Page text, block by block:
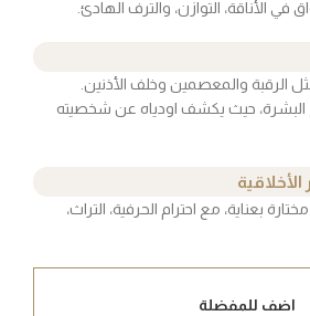
الأناقة، التوازن، والترف الهادئ.
الرقبة والمعصمين وخلف الأذنين.
البشرة، حيث يكشف اودياه عن شخصيته
بعناية، مع احترام الحرفية، التراث،
اضف للمفضلة